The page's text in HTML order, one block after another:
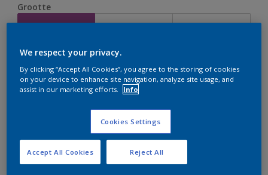
Grootte
2,5 L 5 L 10 L
Verfcalculator
Bereken
Op dit moment is het niet mogelijk dit product online
te bestellen. Houd de website in de gaten, we werken
er hard aan om de voorraad aan te vullen.
We respect your privacy.
By clicking “Accept All Cookies”, you agree to the storing of cookies
on your device to enhance site navigation, analyze site usage, and
assist in our marketing efforts.
Info
Cookies Settings
Reject All
Accept All Cookies